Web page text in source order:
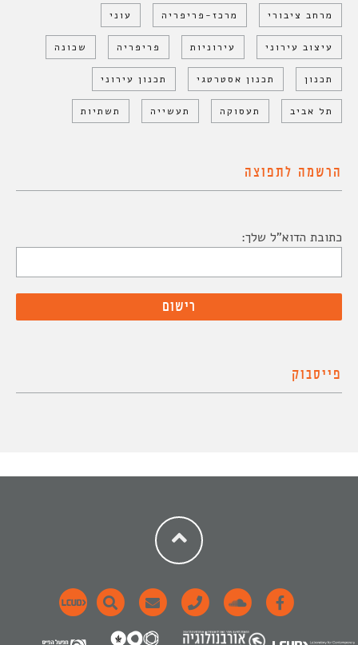
מרחב ציבורי מרכז-פריפריה עוני
עיצוב עירוני עירוניות פריפריה שכונה
תכנון תכנון אסטרטגי תכנון עירוני
תל אביב תעסוקה תעשייה תשתיות
הרשמה לתפוצה
כתובת הדוא"ל שלך:
פייסבוק